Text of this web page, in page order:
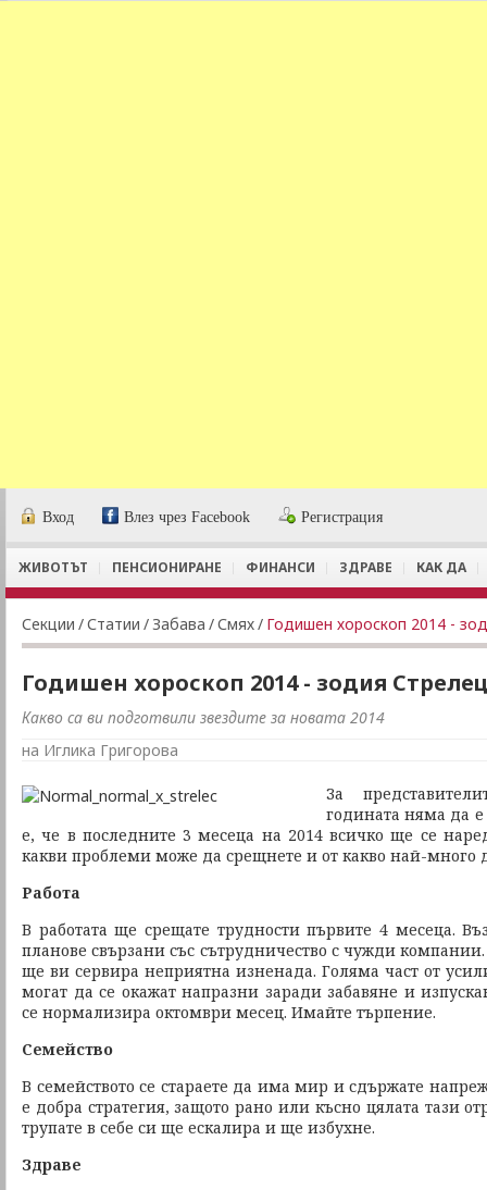
Вход Влез чрез Facebook Регистрация
ЖИВОТЪТ ПЕНСИОНИРАНЕ ФИНАНСИ ЗДРАВЕ КАК ДА
Секции /Статии / Забава /Смях/ Годишен хороскоп 2014 -
Годишен хороскоп 2014 - зодия Стрелец
Какво са ви подготвили звездите за новата 2014
на Иглика Григорова
За
годината няма да е
е, че в последните 3 месеца на 2014 всичко ще се
какви проблеми може да срещнете и от какво най-много
Работа
В работата ще срещате трудности първите 4 месеца.
планове свързани със сътрудничество с чужди
ще ви сервира неприятна изненада. Голяма част от
могат да се окажат напразни заради забавяне и
се нормализира октомври месец. Имайте търпение.
Семейство
В семейството се стараете да има мир и сдържате
е добра стратегия, защото рано или късно цялата тази
трупате в себе си ще ескалира и ще избухне.
Здраве